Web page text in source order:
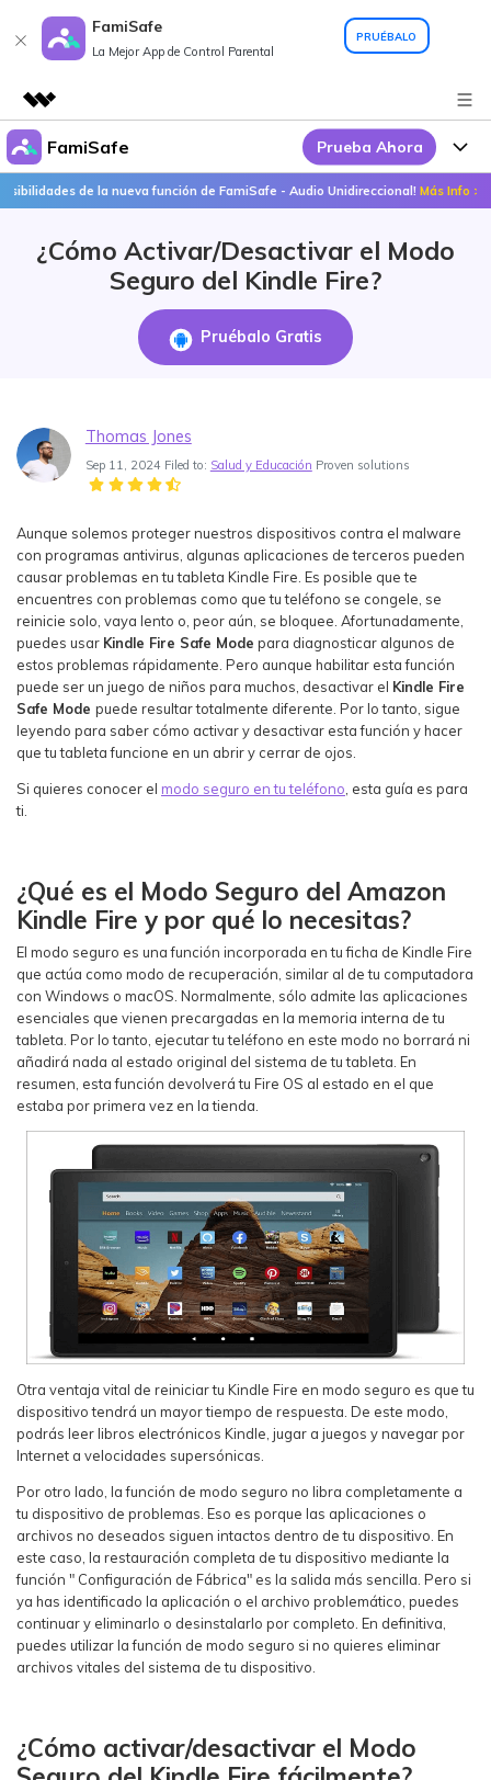
FamiSafe
La Mejor App de Control Parental
PRUÉBALO
Productos destacados
Creatividad digital con AIGC
Resumen
Quiénes somos
FamiSafe Prueba Ahora
Por Qué FamiSafe
FamiSafe - Tu Aliado en
Acciones Interactivas
Productos
FamiSafe Edu
Guías Prácticas
Guía del Usuario
Ver Más >
Precios
search
de la nueva función de FamiSafe - Audio Unidireccional!Más Info >>
¿Cómo Activar/Desactivar el Modo
Seguro del Kindle Fire?
Pruébalo Gratis
Thomas Jones
Sep 11, 2024 Filed to: Salud y Educación Proven solutions
Aunque solemos proteger nuestros dispositivos contra el malware
con programas antivirus, algunas aplicaciones de terceros pueden
causar problemas en tu tableta Kindle Fire. Es posible que te
encuentres con problemas como que tu teléfono se congele, se
reinicie solo, vaya lento o, peor aún, se bloquee. Afortunadamente,
puedes usar Kindle Fire Safe Mode para diagnosticar algunos de
estos problemas rápidamente. Pero aunque habilitar esta función
puede ser un juego de niños para muchos, desactivar el Kindle Fire
Safe Mode puede resultar totalmente diferente. Por lo tanto, sigue
leyendo para saber cómo activar y desactivar esta función y hacer
que tu tableta funcione en un abrir y cerrar de ojos.
Si quieres conocer el modo seguro en tu teléfono , esta guía es para
ti.
¿Qué es el Modo Seguro del Amazon
Kindle Fire y por qué lo necesitas?
El modo seguro es una función incorporada en tu ficha de Kindle Fire
que actúa como modo de recuperación, similar al de tu computadora
con Windows o macOS. Normalmente, sólo admite las aplicaciones
esenciales que vienen precargadas en la memoria interna de tu
tableta. Por lo tanto, ejecutar tu teléfono en este modo no borrará ni
añadirá nada al estado original del sistema de tu tableta. En
resumen, esta función devolverá tu Fire OS al estado en el que
estaba por primera vez en la tienda.
Otra ventaja vital de reiniciar tu Kindle Fire en modo seguro es que tu
dispositivo tendrá un mayor tiempo de respuesta. De este modo,
podrás leer libros electrónicos Kindle, jugar a juegos y navegar por
Internet a velocidades supersónicas.
Por otro lado, la función de modo seguro no libra completamente a
tu dispositivo de problemas. Eso es porque las aplicaciones o
archivos no deseados siguen intactos dentro de tu dispositivo. En
este caso, la restauración completa de tu dispositivo mediante la
función " Configuración de Fábrica" es la salida más sencilla. Pero si
ya has identificado la aplicación o el archivo problemático, puedes
continuar y eliminarlo o desinstalarlo por completo. En definitiva,
puedes utilizar la función de modo seguro si no quieres eliminar
archivos vitales del sistema de tu dispositivo.
¿Cómo activar/desactivar el Modo